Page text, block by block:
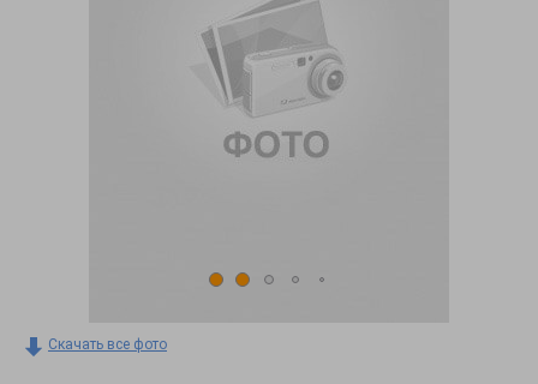
Скачать все фото